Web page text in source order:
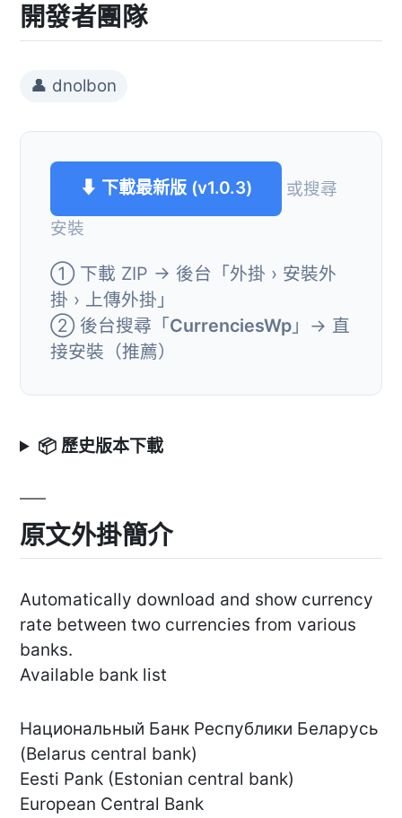
開發者團隊
👤 dnolbon
⬇ 下載最新版 (v1.0.3)
或搜尋
安裝
① 下載 ZIP → 後台「外掛 › 安裝外
掛 › 上傳外掛」
② 後台搜尋「CurrenciesWp 」→ 直
接安裝（推薦）
📦 歷史版本下載
原文外掛簡介
Automatically download and show currency
rate between two currencies from various
banks.
Available bank list
Национальный Банк Республики Беларусь
(Belarus central bank)
Eesti Pank (Estonian central bank)
European Central Bank